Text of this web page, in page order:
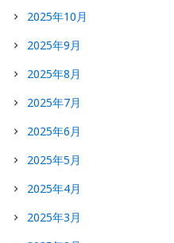
2025年10月
2025年9月
2025年8月
2025年7月
2025年6月
2025年5月
2025年4月
2025年3月